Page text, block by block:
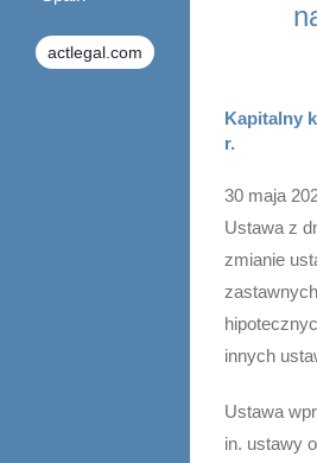
actlegal.com
Kapitalny
r.
30 maja
Ustawa z
zmianie
innych
Ustawa
in. ustawy